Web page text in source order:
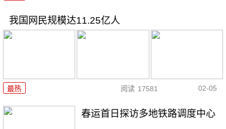
我国网民规模达11.25亿人
最热 阅读 17581 02-05
春运首日探访多地铁路调度中心